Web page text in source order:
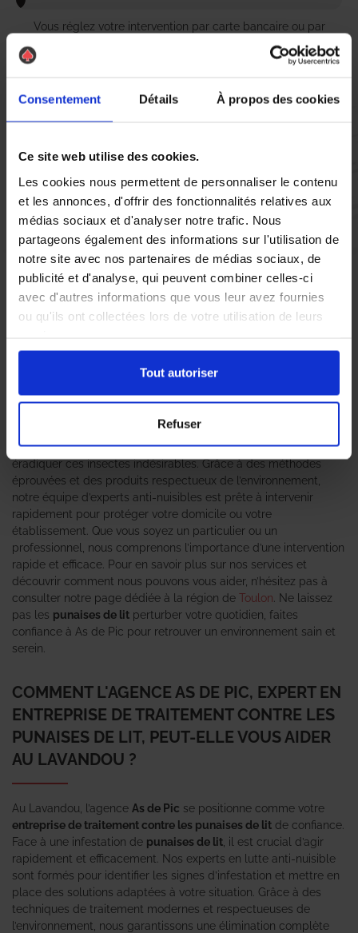
Consentement Détails À propos des cookies
Ce site web utilise des cookies.
Les cookies nous permettent de personnaliser le contenu
et les annonces, d'offrir des fonctionnalités relatives aux
médias sociaux et d'analyser notre trafic. Nous
partageons également des informations sur l'utilisation de
notre site avec nos partenaires de médias sociaux, de
publicité et d'analyse, qui peuvent combiner celles-ci
avec d'autres informations que vous leur avez fournies
ou qu'ils ont collectées lors de votre utilisation de leurs
Tout autoriser
Refuser
Vous réglez votre intervention par carte bancaire ou par
chèque, un reçu CB et une facture vous sont envoyés par
Vous évaluez la prestation
Vous recevez une demande d’évaluation de votre expérience
avec l’équipe AS DE PIC.
Nous avons pensé à tout
professionnels. Face à cette problématique urgente, il est
essentiel de faire appel à uneentreprise de traitement contre
positionne comme un leader dans le domaine de la lutte contre
les nuisibles, offrant des solutions efficaces et durables pour
éradiquer ces insectes indésirables. Grâce à des méthodes
éprouvées et des produits respectueux de l’environnement,
notre équipe d’experts anti-nuisibles est prête à intervenir
rapidement pour protéger votre domicile ou votre
établissement. Que vous soyez un particulier ou un
professionnel, nous comprenons l’importance d’une intervention
rapide et efficace. Pour en savoir plus sur nos services et
découvrir comment nous pouvons vous aider, n’hésitez pas à
consulter notre page dédiée à la région de Toulon . Ne laissez
pas les punaises de lit perturber votre quotidien, faites
confiance à As de Pic pour retrouver un environnement sain et
serein.
COMMENT L'AGENCE AS DE PIC, EXPERT EN
ENTREPRISE DE TRAITEMENT CONTRE LES
PUNAISES DE LIT, PEUT-ELLE VOUS AIDER
AU LAVANDOU ?
Au Lavandou, l’agence As de Pic se positionne comme votre
entreprise de traitement contre les punaises de lit de confiance.
Face à une infestation de punaises de lit , il est crucial d’agir
rapidement et efficacement. Nos experts en lutte anti-nuisible
sont formés pour identifier les signes d’infestation et mettre en
place des solutions adaptées à votre situation. Grâce à des
techniques de traitement modernes et respectueuses de
l’environnement, nous garantissons une élimination complète